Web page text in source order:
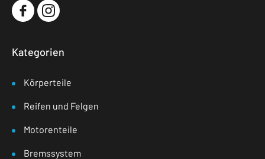
Kategorien
Körperteile
Reifen und Felgen
Motorenteile
Bremssystem